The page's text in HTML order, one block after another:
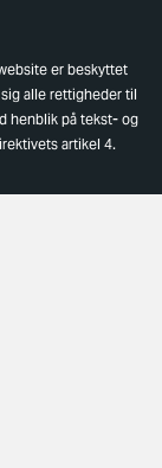
er beskyttet
alle rettigheder til
henblik på tekst- og
artikel 4.